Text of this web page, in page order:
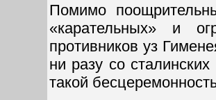
Помимо
«карательных» и
противников уз
ни разу со
такой